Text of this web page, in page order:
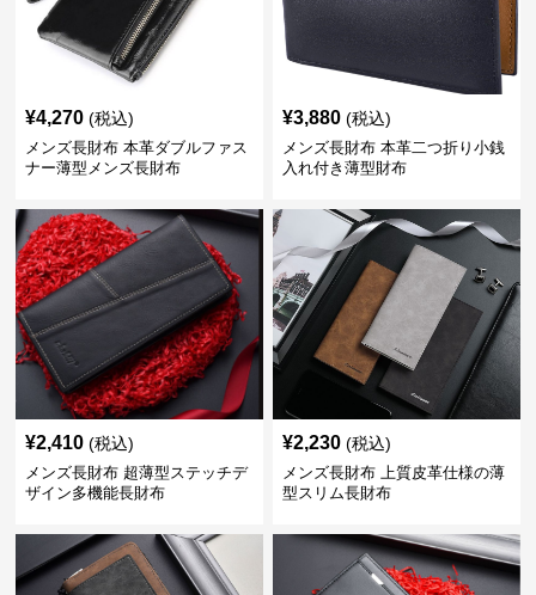
¥4,270 (税込)
メンズ長財布 本革ダブルファス
ナー薄型メンズ長財布
¥3,880 (税込)
メンズ長財布 本革二つ折り小銭
入れ付き薄型財布
¥2,410 (税込)
メンズ長財布 超薄型ステッチデ
ザイン多機能長財布
¥2,230 (税込)
メンズ長財布 上質皮革仕様の薄
型スリム長財布